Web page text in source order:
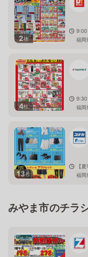
2枚
9:00
福岡
4枚
9:30
福岡
13枚
【
福岡
みやま市のチラ